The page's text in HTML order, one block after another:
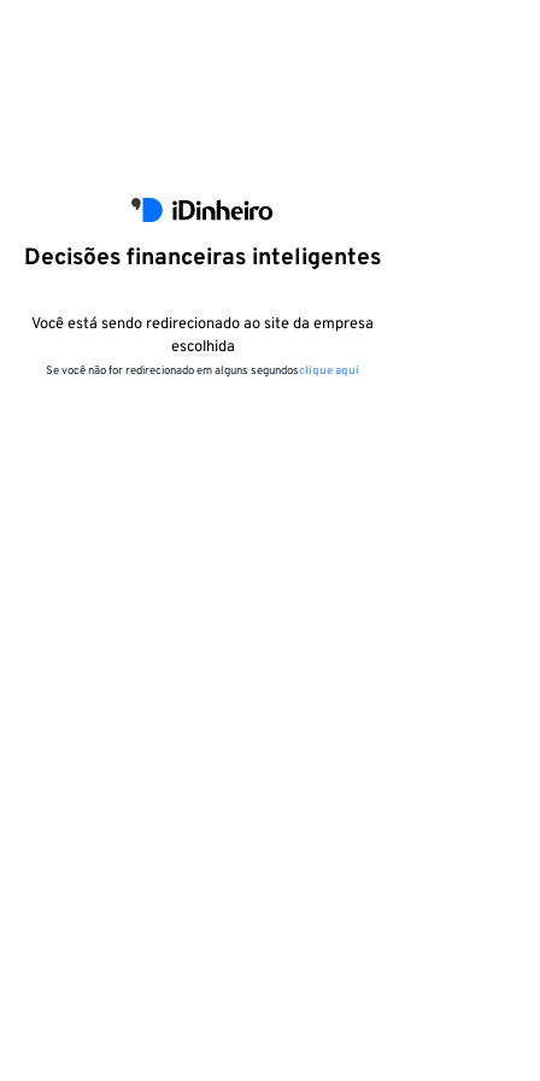
Decisões financeiras inteligentes
Você está sendo redirecionado ao site da empresa
escolhida
Se você não for redirecionado em alguns segundosclique aqui